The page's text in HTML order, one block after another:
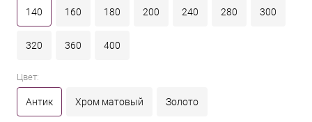
140 160 180 200 240 280 300
320 360 400
Цвет:
Антик Хром матовый Золото